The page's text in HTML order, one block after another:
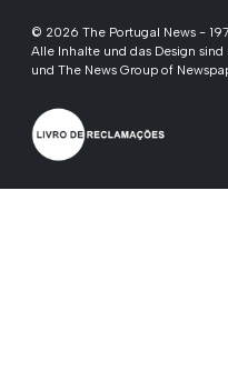
© 2026 The Portugal News -
Alle Inhalte und das Design
und The News Group of